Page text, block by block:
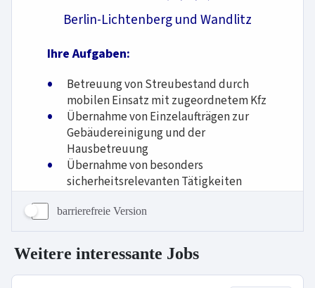
barrierefreie Version
Weitere interessante Jobs